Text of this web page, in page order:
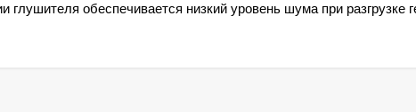
глушителя обеспечивается низкий уровень шума при разгрузке